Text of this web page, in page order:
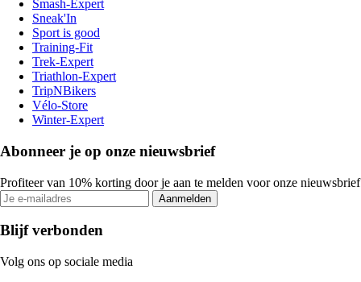
Smash-Expert
Sneak'In
Sport is good
Training-Fit
Trek-Expert
Triathlon-Expert
TripNBikers
Vélo-Store
Winter-Expert
Abonneer je op onze nieuwsbrief
Profiteer van 10% korting door je aan te melden voor onze nieuwsbrief
Aanmelden
Blijf verbonden
Volg ons op sociale media